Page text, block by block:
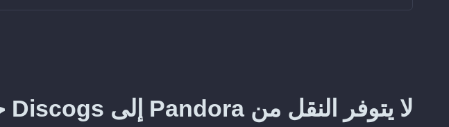
لا يتوفر النقل من Pandora إلى Discogs حاليا